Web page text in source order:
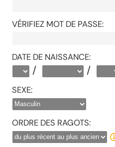
VÉRIFIEZ MOT DE PASSE:
DATE DE NAISSANCE:
/ /
SEXE:
ORDRE DES RAGOTS: